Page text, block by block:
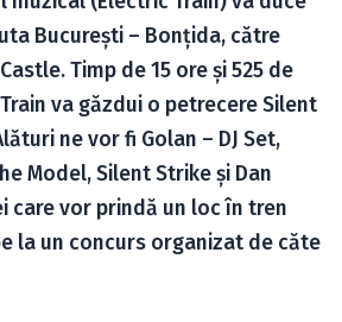
Bucureşti – Bonţida, către
Timp de 15 ore şi 525 de
va găzdui o petrecere Silent
ne vor fi Golan – DJ Set,
Model, Silent Strike şi Dan
care vor prindă un loc în tren
la un concurs organizat de căte